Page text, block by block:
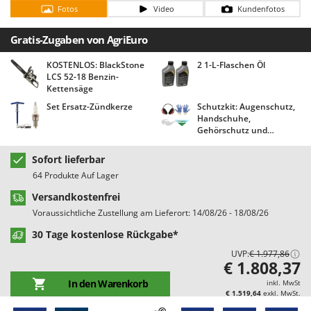
Bodenreinigungsmaschinen
Brutmaschinen Inkubatoren
Bürsten für den Außenbereich
Dampfreiniger und Dampfbesen
E
Einachsschlepper
Elektrische Tauchpumpen
Erdbohrer
Erntenetze für Obst und Oliven
F
Feder Grubber
Fensterreiniger
Fleischwolf
Barbieri
Batavia
Benassi
Beper
Berkel
Bernardi
Besser Vacuum
Bestway
Beta tools
Bissell
Black & Decker
Blue Bird
Fotos Video Kundenfotos
Gratis-Zugaben von AgriEuro
KOSTENLOS: BlackStone
LCS 52-18 Benzin-
Kettensäge
2 1-L-Flaschen Öl
Set Ersatz-Zündkerze
Schutzkit: Augenschutz,
Handschuhe,
Gehörschutz und
Sofort lieferbar
64 Produkte Auf Lager
Versandkostenfrei
Voraussichtliche Zustellung am Lieferort: 14/08/26 - 18/08/26
30 Tage kostenlose Rückgabe*
UVP:€ 1.977,86
In den Warenkorb
€ 1.808,37
inkl. MwSt
€ 1.519,64 exkl. MwSt.